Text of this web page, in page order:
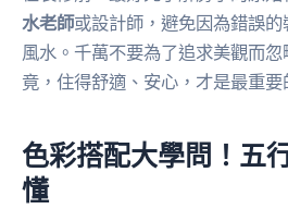
水老師或設計師，避免因為錯誤
風水。千萬不要為了追求美觀而
竟，住得舒適、安心，才是最重要
色彩搭配大學問！五
懂